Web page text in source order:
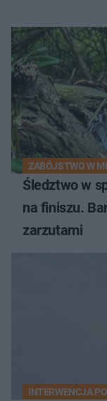
ZABÓJSTWO W
Śledztwo w
na finiszu.
zarzutami
INTERWENCJA